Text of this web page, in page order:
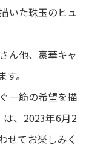
いた珠玉のヒュ
ん他、豪華キャ
。
一筋の希望を描
、2023年6月2
せてお楽しみく